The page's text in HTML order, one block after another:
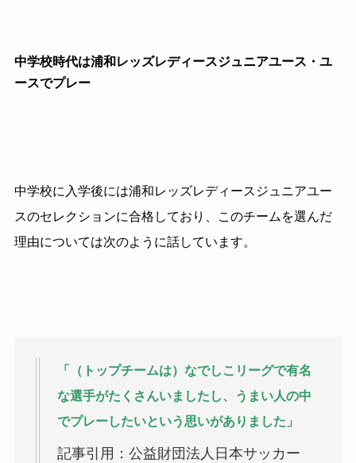
中学校時代は浦和レッズレディースジュニアユース・ユ
ースでプレー
中学校に入学後には浦和レッズレディースジュニアユー
スのセレクションに合格しており、このチームを選んだ
理由については次のように話しています。
「（トップチームは）なでしこリーグで有名
な選手がたくさんいましたし、うまい人の中
でプレーしたいという思いがありました」
記事引用：公益財団法人日本サッカー